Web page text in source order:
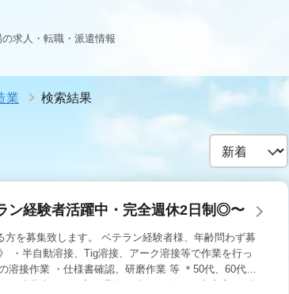
の求人・転職・派遣情報
業 検索結果
ン経験者活躍中・完全週休2日制◎〜
方を募集致します。 ベテラン経験者様、年齢問わず募
・半自動溶接、Tig溶接、アーク溶接等で作業を行っ
溶接作業 ・仕様書確認、研磨作業 等 ＊50代、60代以